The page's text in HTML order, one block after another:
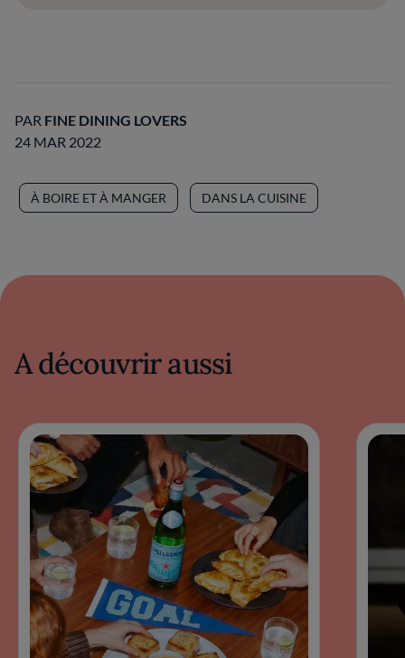
PAR FINE DINING LOVERS
24 MAR 2022
À BOIRE ET À MANGER DANS LA CUISINE
A découvrir aussi